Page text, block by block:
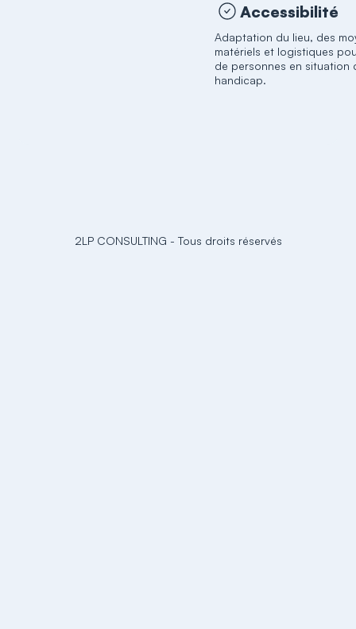
Accessibilité
Adaptation du lieu, des
matériels et logistiques
de personnes en situation
handicap.
2LP CONSULTING - Tous droits réservés